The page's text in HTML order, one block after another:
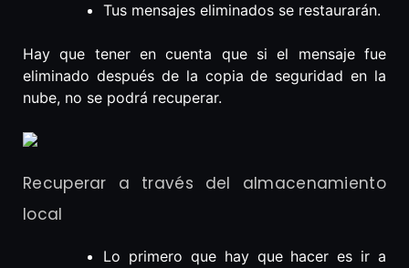
Tus mensajes eliminados se restaurarán.
Hay que tener en cuenta que si el mensaje fue
eliminado después de la copia de seguridad en la
nube, no se podrá recuperar.
Recuperar a través del almacenamiento
local
Lo primero que hay que hacer es ir a